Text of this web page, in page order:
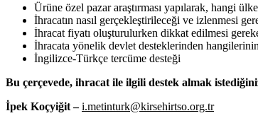
Ürüne özel pazar araştırması yapılarak, hangi
İhracatın nasıl gerçekleştirileceği ve izlenmesi
İhracat fiyatı oluşturulurken dikkat edilmesi
İhracata yönelik devlet desteklerinden
İngilizce-Türkçe tercüme desteği
Bu çerçevede, ihracat ile ilgili destek almak
İpek Koçyiğit –i.metinturk@kirsehirtso.org.tr